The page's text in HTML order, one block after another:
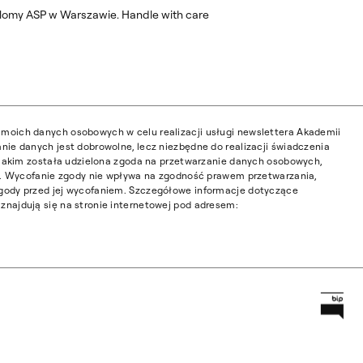
ASP w Warszawie. Handle with care
danych osobowych w celu realizacji usługi newslettera Akademii
danych jest dobrowolne, lecz niezbędne do realizacji świadczenia
została udzielona zgoda na przetwarzanie danych osobowych,
zgody nie wpływa na zgodność prawem przetwarzania,
przed jej wycofaniem. Szczegółowe informacje dotyczące
się na stronie internetowej pod adresem: